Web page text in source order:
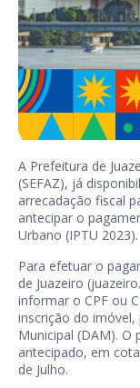
A Prefeitura de
(SEFAZ), já
arrecadação fiscal
antecipar o
Urbano (IPTU 2023).
Para efetuar o
de Juazeiro (
informar o CPF ou
inscrição do
Municipal (DAM).
antecipado, em
de Julho.